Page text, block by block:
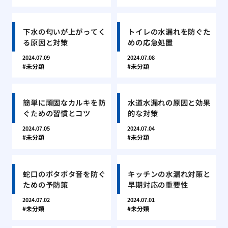
下水の匂いが上がってく
る原因と対策
2024.07.09
未分類
トイレの水漏れを防ぐた
めの応急処置
2024.07.08
未分類
簡単に頑固なカルキを防
ぐための習慣とコツ
2024.07.05
未分類
水道水漏れの原因と効果
的な対策
2024.07.04
未分類
蛇口のポタポタ音を防ぐ
ための予防策
2024.07.02
未分類
キッチンの水漏れ対策と
早期対応の重要性
2024.07.01
未分類